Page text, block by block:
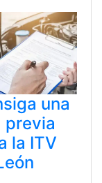
una
previa
la ITV